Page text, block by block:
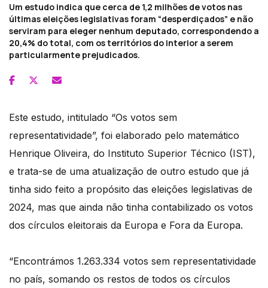
Um estudo indica que cerca de 1,2 milhões de votos nas
últimas eleições legislativas foram “desperdiçados” e não
serviram para eleger nenhum deputado, correspondendo a
20,4% do total, com os territórios do interior a serem
particularmente prejudicados.
Este estudo, intitulado “Os votos sem
representatividade”, foi elaborado pelo matemático
Henrique Oliveira, do Instituto Superior Técnico (IST),
e trata-se de uma atualização de outro estudo que já
tinha sido feito a propósito das eleições legislativas de
2024, mas que ainda não tinha contabilizado os votos
dos círculos eleitorais da Europa e Fora da Europa.
“Encontrámos 1.263.334 votos sem representatividade
no país, somando os restos de todos os círculos